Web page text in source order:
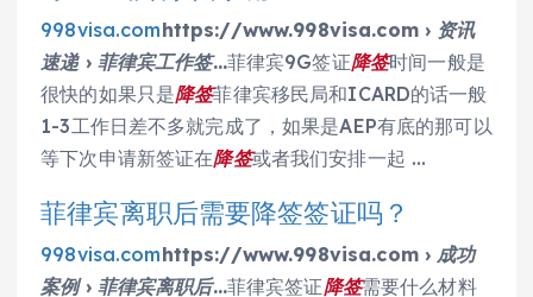
998visa.comhttps://www.998visa.com › 资讯
速递 › 菲律宾工作签…菲律宾9G签证降签时间一般是
很快的如果只是降签菲律宾移民局和ICARD的话一般
1-3工作日差不多就完成了，如果是AEP有底的那可以
等下次申请新签证在降签或者我们安排一起 …
菲律宾离职后需要降签签证吗？
998visa.comhttps://www.998visa.com › 成功
案例 › 菲律宾离职后…菲律宾签证降签需要什么材料